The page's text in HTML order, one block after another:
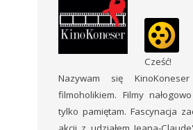
Cześć!
Nazywam się
filmoholikiem. Filmy
tylko pamiętam. Fascynacja